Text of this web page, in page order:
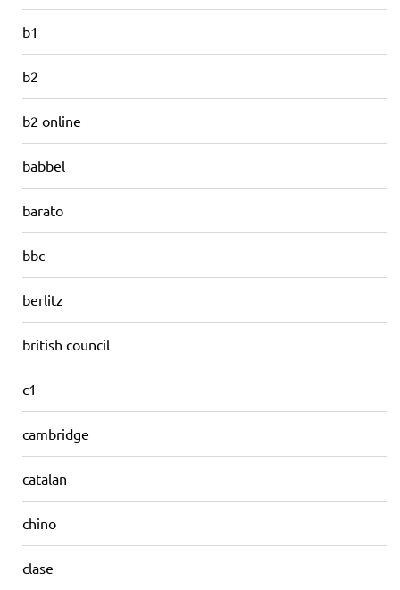
b1
b2
b2 online
babbel
barato
bbc
berlitz
british council
c1
cambridge
catalan
chino
clase